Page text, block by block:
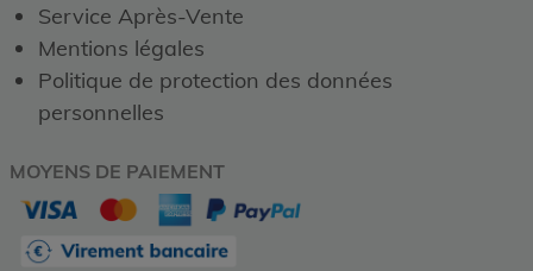
Service Après-Vente
Mentions légales
Politique de protection des données
personnelles
MOYENS DE PAIEMENT